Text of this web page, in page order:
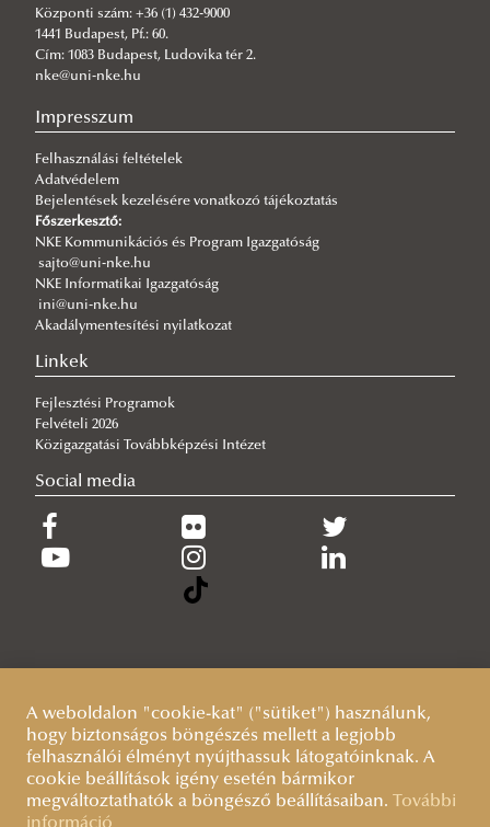
színvonalon működjék
2026/08/03
Még nem késő jelentkezni a KTI szakirányú továbbképzéseire
Fordulat jöhet: megszűnhet a hatóság előtti hazugság
2026/07/30
Q-s/D-s pályázati felhívás
2026/07/30
Új esély a továbbtanulásra: válaszd az NKE-t a pótfelvételin!
2026/07/29
A gyermek mindenek felett
2026/07/27
Hamarosan indul a jelentkezés az egyetemi pótfelvételire
Központi szám: +36 (1) 432-9000
1441 Budapest, Pf.: 60.
Cím: 1083 Budapest, Ludovika tér 2.
nke@uni-nke.hu
Impresszum
Felhasználási feltételek
Adatvédelem
Bejelentések kezelésére vonatkozó tájékoztatás
Főszerkesztő:
NKE Kommunikációs és Program Igazgatóság
sajto@uni-nke.hu
NKE Informatikai Igazgatóság
ini@uni-nke.hu
Akadálymentesítési nyilatkozat
Linkek
Fejlesztési Programok
Felvételi 2026
Közigazgatási Továbbképzési Intézet
Social media
A weboldalon "cookie-kat" ("sütiket") használunk,
hogy biztonságos böngészés mellett a legjobb
felhasználói élményt nyújthassuk látogatóinknak. A
cookie beállítások igény esetén bármikor
megváltoztathatók a böngésző beállításaiban.
További